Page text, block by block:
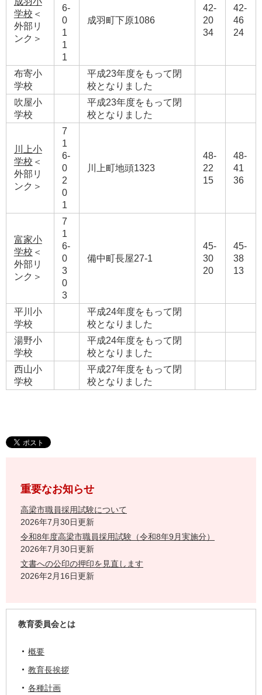
学校 ＜
外部リ
ンク＞
6-
0
1
1
1
成羽町下原1086
42-
20
34
42-
46
24
布寄小
学校
平成23年度をもって閉
校となりました
吹屋小
学校
平成23年度をもって閉
校となりました
川上小
学校 ＜
外部リ
ンク＞
7
1
6-
0
2
0
1
川上町地頭1323
48-
22
15
48-
41
36
富家小
学校 ＜
外部リ
ンク＞
7
1
6-
0
3
0
3
備中町長屋27-1
45-
30
20
45-
38
13
平川小
学校
平成24年度をもって閉
校となりました
湯野小
学校
平成24年度をもって閉
校となりました
西山小
学校
平成27年度をもって閉
校となりました
重要なお知らせ
高梁市職員採用試験について
2026年7月30日更新
令和8年度高梁市職員採用試験（令和8年9月実施分）
2026年7月30日更新
文書への公印の押印を見直します
2026年2月16日更新
教育委員会とは
概要
教育長挨拶
各種計画